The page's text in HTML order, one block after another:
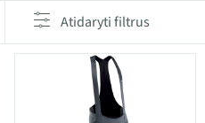
Atidaryti filtrus